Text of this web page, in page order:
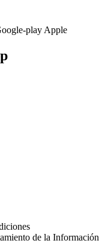
play Apple
de la Información